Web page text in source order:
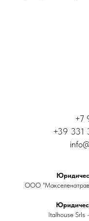
+7
+39 331
ООО
Italhouse Srls